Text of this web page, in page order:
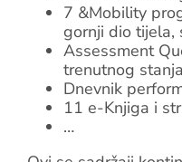
Shop
Košarica
Podrška
7 &Mobility
gornji dio tijela,
Assessment
trenutnog
Dnevnik
11 e-Knjiga i
…